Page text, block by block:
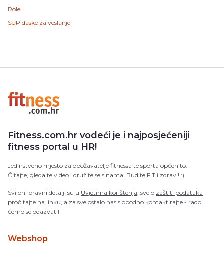
Role
SUP daske za veslanje
Fitness.com.hr vodeći je i najposjećeniji
fitness portal u HR!
Jedinstveno mjesto za obožavatelje fitnessa te sporta općenito.
Čitajte, gledajte video i družite se s nama. Budite FIT i zdravi! :)
Svi oni pravni detalji su u Uvjetima korištenja, sve o zaštiti podataka
pročitajte na linku, a za sve ostalo nas slobodno kontaktirajte - rado
ćemo se odazvati!
Webshop